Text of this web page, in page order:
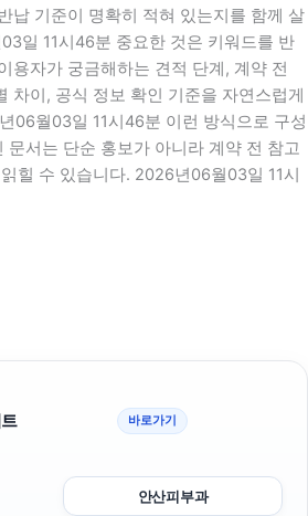
납 기준이 명확히 적혀 있는지를 함께 살
일 11시46분 중요한 것은 키워드를 반
용자가 궁금해하는 견적 단계, 계약 전
차이, 공식 정보 확인 기준을 자연스럽게
06월03일 11시46분 이런 방식으로 구성
문서는 단순 홍보가 아니라 계약 전 참고
힐 수 있습니다. 2026년06월03일 11시
바로가기
안산피부과